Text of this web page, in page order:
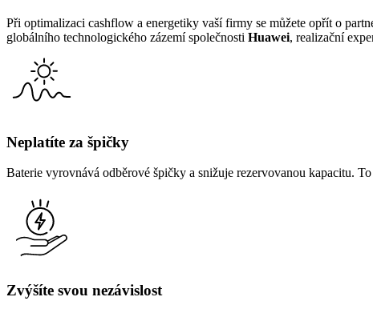
Při optimalizaci cashflow a energetiky vaší firmy se můžete opřít o
globálního technologického zázemí společnosti Huawei, realizační
Neplatíte za špičky
Baterie vyrovnává odběrové špičky a snižuje rezervovanou kapacitu.
Zvýšíte svou nezávislost